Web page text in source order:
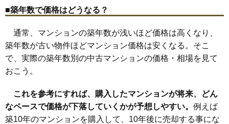
ワコー幡ヶ谷マンションB棟
住所 東京都渋谷区本町1丁目
交通 幡ヶ谷駅（7分）
相場
マンションナビで
無料一括査定をする
■築年数で価格はどうなる？
通常、マンションの築年数が浅いほど価格は高くなり、
築年数が古い物件ほどマンション価格は安くなる。そこ
で、実際の築年数別の中古マンションの価格・相場を見て
おこう。
これを参考にすれば、購入したマンションが将来、どん
なペースで価格が下落していくかが予想しやすい。 例えば
築10年のマンションを購入して、10年後に売却する事にな